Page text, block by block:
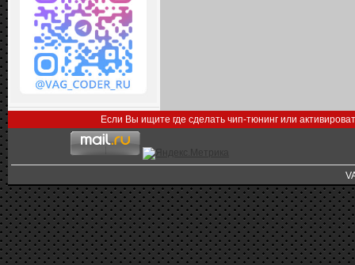
Если Вы ищите где сделать чип-тюнинг или